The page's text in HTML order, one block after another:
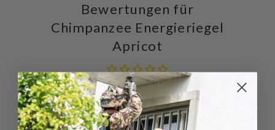
Bewertungen für
Chimpanzee Energieriegel
Apricot
Schreiben Sie die erste Bewertung
Schreibe
eine
Eine
Frage